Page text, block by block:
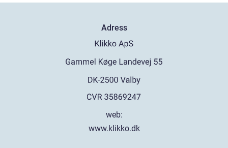
Adress
web:
www.klikko.dk